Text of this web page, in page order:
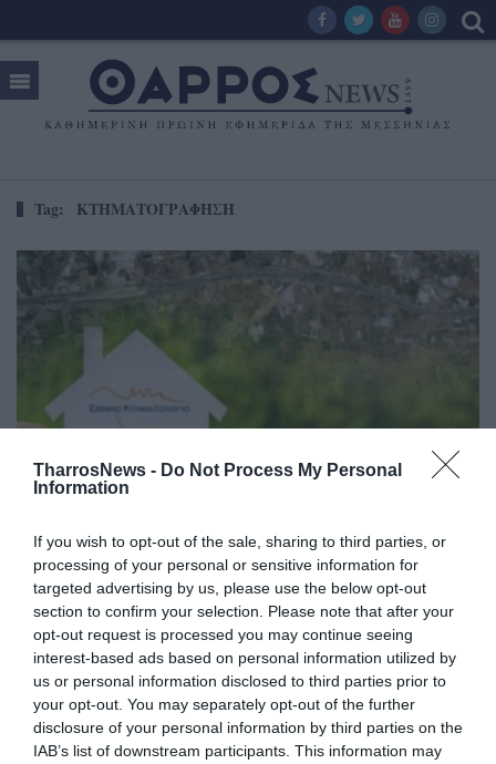
TharrosNews - Do Not Process My Personal
Information
If you wish to opt-out of the sale, sharing to third parties, or
processing of your personal or sensitive information for
targeted advertising by us, please use the below opt-out
section to confirm your selection. Please note that after your
opt-out request is processed you may continue seeing
interest-based ads based on personal information utilized by
us or personal information disclosed to third parties prior to
your opt-out. You may separately opt-out of the further
disclosure of your personal information by third parties on the
IAB’s list of downstream participants. This information may
Tag: ΚΤΗΜΑΤΟΓΡΑΦΗΣΗ
Κτηματολόγιο: Στον αέρα η
περιουσία χιλιάδων πολιτών στη
Μεσσηνία
27/08/2019 18:42
Οι δηλώσεις δικαιωμάτων για το πρόγραμμα του
Κτηματολόγιου στη Μεσσηνία ολοκληρώθηκαν,
τυπικά, χθες, και ένας…Θεός, πλέον, μπορεί να...